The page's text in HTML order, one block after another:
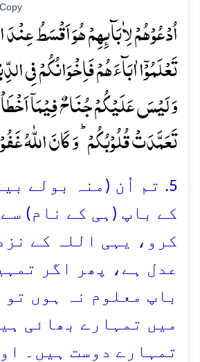
Copy
اُدۡعُوۡہُمۡ لِاٰبَآئِہِمۡ ہُوَ اَقۡسَطُ عِنۡدَ
تَعۡلَمُوۡۤا اٰبَآءَہُمۡ فَاِخۡوَانُکُمۡ فِی
وَ لَیۡسَ عَلَیۡکُمۡ جُنَاحٌ فِیۡمَاۤ
تَعَمَّدَتۡ قُلُوۡبُکُمۡ ؕ وَ کَانَ اللّٰہُ
5. تم اُن (منہ بولے
کے باپ (ہی کے نام)
کرو، یہی اللہ کے
عدل ہے، پھر اگر
باپ معلوم نہ ہوں تو
میں تمہارے بھائی
تمہارے دوست ہیں۔